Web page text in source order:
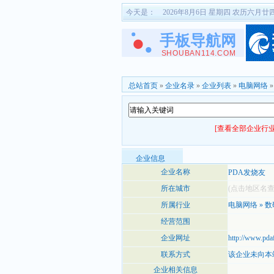
今天是： 2026年8月6日 星期四 农历六月廿
总站首页 » 企业名录 » 企业列表 » 电脑网络
[查看全部企业行
企业信息
企业名称
PDA发烧友
所在城市
(点击地区名
所属行业
电脑网络 » 数
经营范围
企业网址
http://
联系方式
该企业未向
企业相关信息